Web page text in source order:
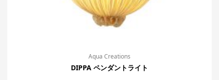
Aqua Creations
DIPPA ペンダントライト